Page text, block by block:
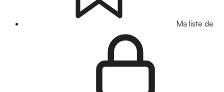
Ma liste de